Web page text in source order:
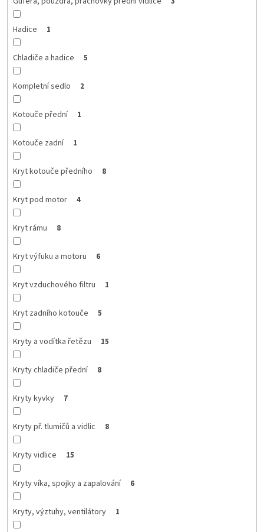
Hadice 1
Chladiče a hadice 5
Kompletní sedlo 2
Kotouče přední 1
Kotouče zadní 1
Kryt kotouče předního 8
Kryt pod motor 4
Kryt rámu 8
Kryt výfuku a motoru 6
Kryt vzduchového filtru 1
Kryt zadního kotouče 5
Kryty a vodítka řetězu 15
Kryty chladiče přední 8
Kryty kyvky 7
Kryty př. tlumičů a vidlic 8
Kryty vidlice 15
Kryty víka, spojky a zapalování 6
Kryty, výztuhy, ventilátory 1